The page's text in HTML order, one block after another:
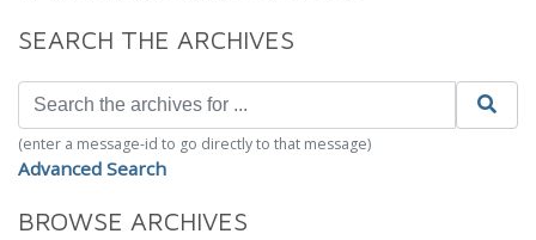
SEARCH THE ARCHIVES
(enter a message-id to go directly to that message)
Advanced Search
BROWSE ARCHIVES